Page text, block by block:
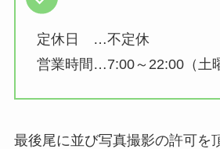
定休日 …不定休
営業時間…7:00～22:00（土
最後尾に並び写真撮影の許可を